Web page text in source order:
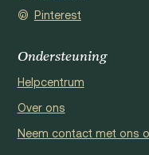
Pinterest
Ondersteuning
Helpcentrum
Over ons
Neem contact met ons